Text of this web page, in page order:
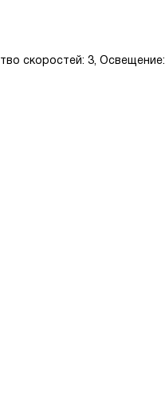
скоростей: 3, Освещение: